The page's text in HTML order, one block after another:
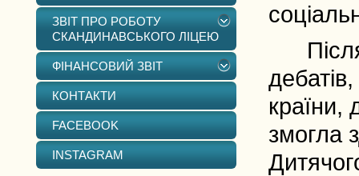
ЗВІТ ПРО РОБОТУ
СКАНДИНАВСЬКОГО ЛІЦЕЮ
ФІНАНСОВИЙ ЗВІТ
КОНТАКТИ
FACEBOOK
INSTAGRAM
Після
країни,
змогла